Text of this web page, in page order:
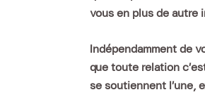
vous en plus de autre
Indépendamment de
que toute relation
se soutiennent l’une,